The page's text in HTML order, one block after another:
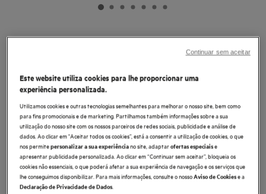
ORX9V351DU
Combinado americano Série 9000
MultiChill 0° de 177.5 cm
4.7 (12)
Ficha de informação do produto
Benefícios
9000 MultiChill 0°: Dispensador de gelo e água mais gaveta MultiChill 0°
Arrefecimento controlado de -3 °C a +5 °C na gaveta Multichill 0 °C.
Este website utiliza cookies para lhe proporcionar uma
experiência personalizada.
Utilizamos cookies e outras tecnologias semelhantes para melhorar o nosso site, bem como
para fins promocionais e de marketing. Partilhamos também informações sobre a sua
utilização do nosso site com os nossos parceiros de redes sociais, publicidade e análise de
dados. Ao clicar em "Aceitar todos os cookies”, está a consentir a utilização de cookies, o que
nos permitepersonalizar a sua experiênciano site, adaptarofertas especiaise
apresentar publicidade personalizada. Ao clicar em “Continuar sem aceitar”, bloqueia os
cookies não essenciais, o que poderá afetar a sua experiência de navegação e os serviços que
lhe conseguimos disponibilizar. Para mais informações, consulte o nossoAviso de Cookiese a
Declaração de Privacidade de Dados
Continuar sem aceitar